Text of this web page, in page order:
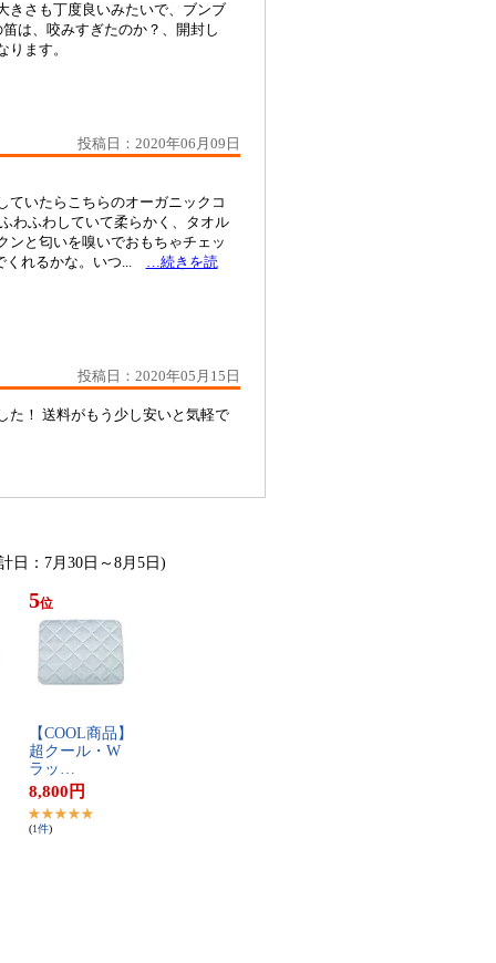
きさも丁度良いみたいで、ブンブ
は、咬みすぎたのか？、開封し
ります。
投稿日：2020年06月09日
ていたらこちらのオーガニックコ
わふわしていて柔らかく、タオル
ンと匂いを嗅いでおもちゃチェッ
くれるかな。いつ... …続きを読
投稿日：2020年05月15日
た！ 送料がもう少し安いと気軽で
日：7月30日～8月5日)
5位
【​C​O​O​L​商​品​】​
​超​ク​ー​ル​・​W​
ラ​ッ​…
8,800 円
(1件)